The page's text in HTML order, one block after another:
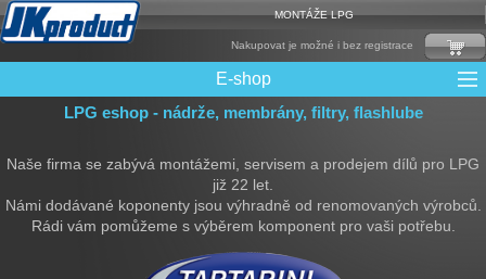
MONTÁŽE LPG
Nakupovat je možné i bez registrace
E-shop
CNG Nádrže
Elektronika + Emulátory
Filtry + Membrány
LPG Nádrže
Mixy + protizášlehové klapky
Multiventily + příslušenství
Ochrana Motoru
Přepínače
Rámy nádrží
Redukce plnění
Reduktory
Řídící jednotky + Testry
Sady + vstřikovače
Spojovací Materiál
Spotřební materiál
Trubky a Hadice
Ventily
LPG eshop - nádrže, membrány, filtry, flashlube
Naše firma se zabývá montážemi, servisem a prodejem dílů pro LPG
již 22 let.
Námi dodávané koponenty jsou výhradně od renomovaných výrobců.
Rádi vám pomůžeme s výběrem komponent pro vaši potřebu.